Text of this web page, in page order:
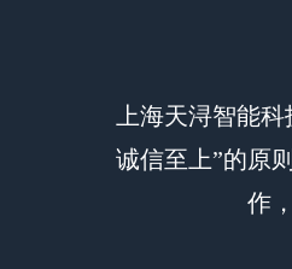
上海天浔智能科
诚信至上”的原
作